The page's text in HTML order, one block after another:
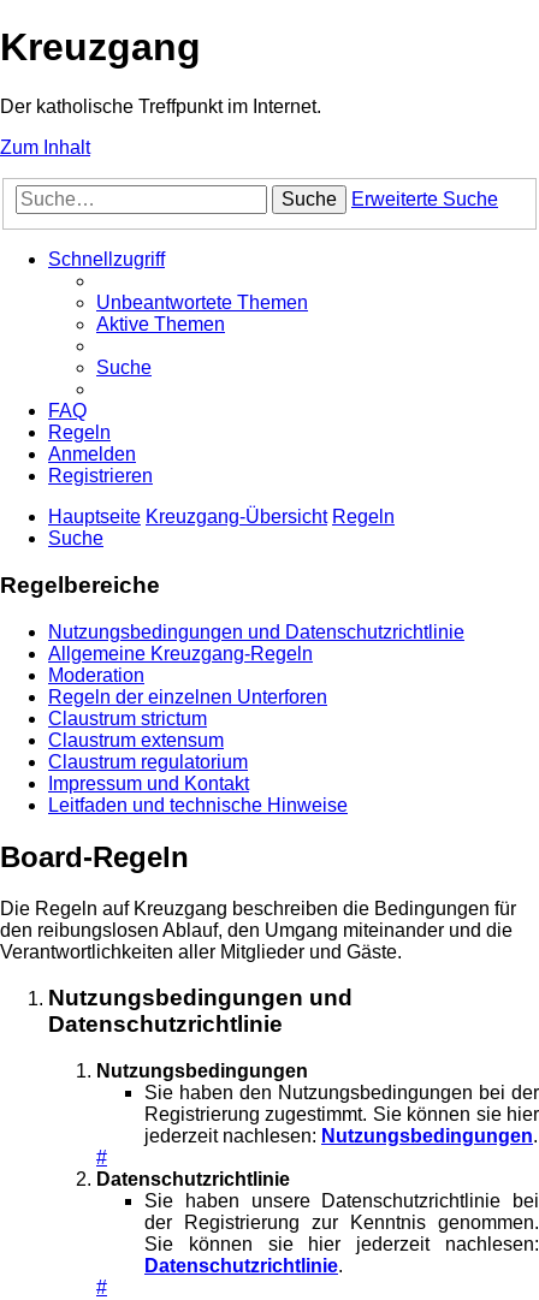
Kreuzgang
Der katholische Treffpunkt im Internet.
Zum Inhalt
Suche Erweiterte Suche
Schnellzugriff
Unbeantwortete Themen
Aktive Themen
Suche
FAQ
Regeln
Anmelden
Registrieren
Hauptseite Kreuzgang-Übersicht Regeln
Suche
Regelbereiche
Nutzungsbedingungen und Datenschutzrichtlinie
Allgemeine Kreuzgang-Regeln
Moderation
Regeln der einzelnen Unterforen
Claustrum strictum
Claustrum extensum
Claustrum regulatorium
Impressum und Kontakt
Leitfaden und technische Hinweise
Board-Regeln
Die Regeln auf Kreuzgang beschreiben die Bedingungen für
den reibungslosen Ablauf, den Umgang miteinander und die
Verantwortlichkeiten aller Mitglieder und Gäste.
Nutzungsbedingungen und
Datenschutzrichtlinie
Nutzungsbedingungen
Sie haben den Nutzungsbedingungen bei der
Registrierung zugestimmt. Sie können sie hier
jederzeit nachlesen: Nutzungsbedingungen.
#
Datenschutzrichtlinie
Sie haben unsere Datenschutzrichtlinie bei
der Registrierung zur Kenntnis genommen.
Sie können sie hier jederzeit nachlesen:
Datenschutzrichtlinie.
#